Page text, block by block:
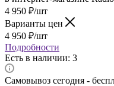
4 950 ₽/шт
Варианты цен
4 950 ₽/шт
Подробности
Есть в наличии: 3
Самовывоз сегодня -